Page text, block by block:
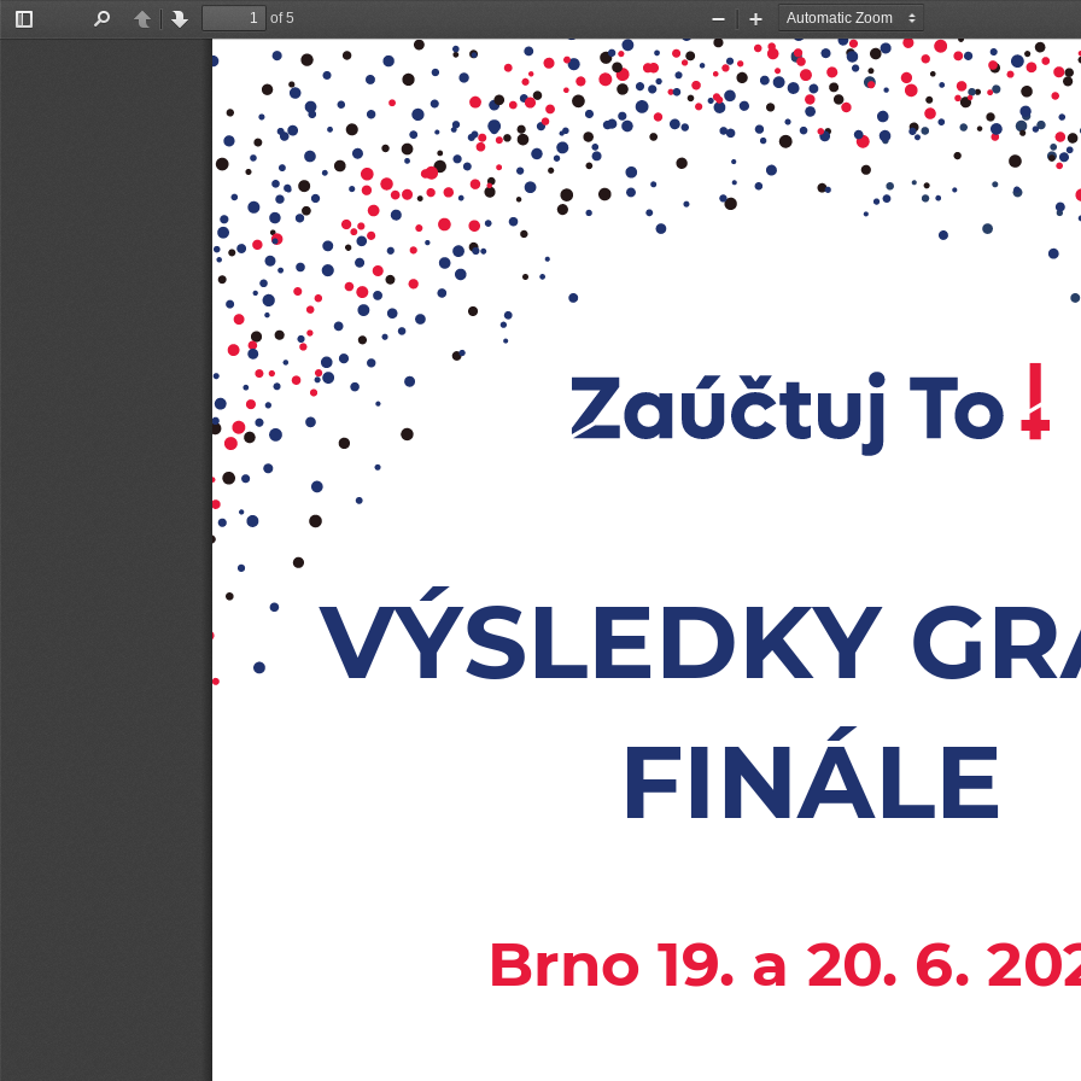
Toggle
PreviousNext
of 5
Zoom
Out
Zoom
In
VÝSLEDKY
FINÁLE
Brno 19. a 20. 6.